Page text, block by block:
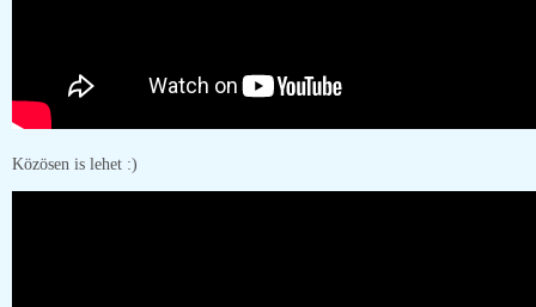
Közösen is lehet :)